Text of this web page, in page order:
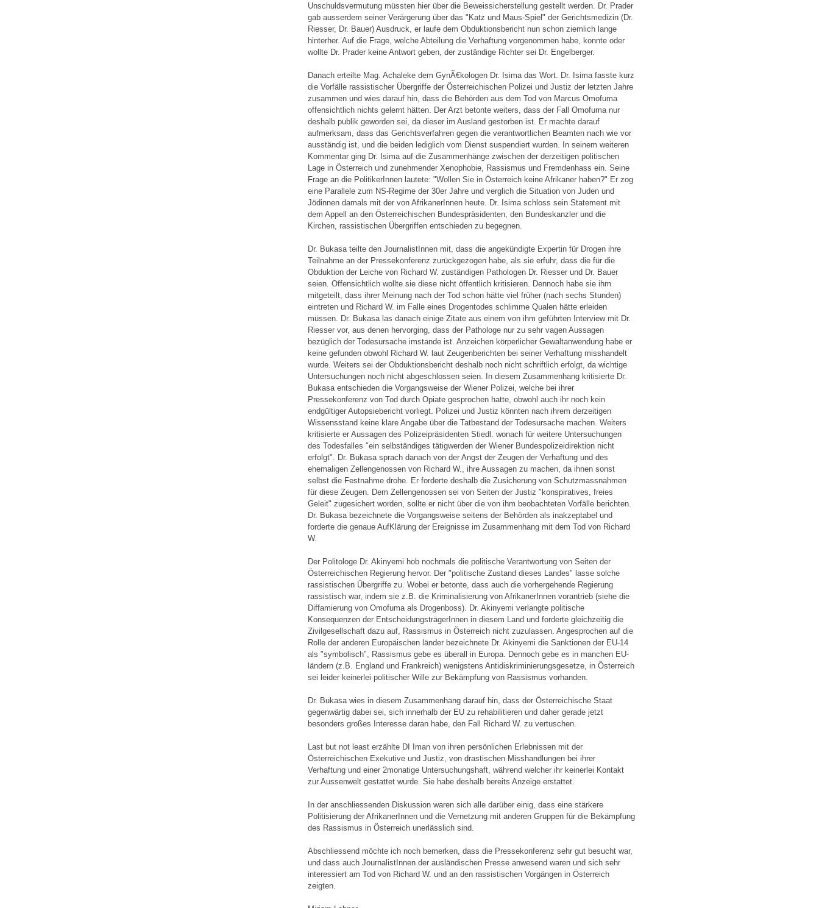
Unschuldsvermutung müssten hier über die Beweissicherstellung gestellt werden. Dr. Prader
gab ausserdem seiner Verärgerung über das "Katz und Maus-Spiel" der Gerichtsmedizin (Dr.
Riesser, Dr. Bauer) Ausdruck, er laufe dem Obduktionsbericht nun schon ziemlich lange
hinterher. Auf die Frage, welche Abteilung die Verhaftung vorgenommen habe, konnte oder
wollte Dr. Prader keine Antwort geben, der zuständige Richter sei Dr. Engelberger.
Danach erteilte Mag. Achaleke dem GynÃ€kologen Dr. Isima das Wort. Dr. Isima fasste kurz
die Vorfälle rassistischer Übergriffe der Österreichischen Polizei und Justiz der letzten Jahre
zusammen und wies darauf hin, dass die Behörden aus dem Tod von Marcus Omofuma
offensichtlich nichts gelernt hätten. Der Arzt betonte weiters, dass der Fall Omofuma nur
deshalb publik geworden sei, da dieser im Ausland gestorben ist. Er machte darauf
aufmerksam, dass das Gerichtsverfahren gegen die verantwortlichen Beamten nach wie vor
ausständig ist, und die beiden lediglich vom Dienst suspendiert wurden. In seinem weiteren
Kommentar ging Dr. Isima auf die Zusammenhänge zwischen der derzeitigen politischen
Lage in Österreich und zunehmender Xenophobie, Rassismus und Fremdenhass ein. Seine
Frage an die PolitikerInnen lautete: "Wollen Sie in Österreich keine Afrikaner haben?" Er zog
eine Parallele zum NS-Regime der 30er Jahre und verglich die Situation von Juden und
Jödinnen damals mit der von AfrikanerInnen heute. Dr. Isima schloss sein Statement mit
dem Appell an den Österreichischen Bundespräsidenten, den Bundeskanzler und die
Kirchen, rassistischen Übergriffen entschieden zu begegnen.
Dr. Bukasa teilte den JournalistInnen mit, dass die angekündigte Expertin für Drogen ihre
Teilnahme an der Pressekonferenz zurückgezogen habe, als sie erfuhr, dass die für die
Obduktion der Leiche von Richard W. zuständigen Pathologen Dr. Riesser und Dr. Bauer
seien. Offensichtlich wollte sie diese nicht öffentlich kritisieren. Dennoch habe sie ihm
mitgeteilt, dass ihrer Meinung nach der Tod schon hätte viel früher (nach sechs Stunden)
eintreten und Richard W. im Falle eines Drogentodes schlimme Qualen hätte erleiden
müssen. Dr. Bukasa las danach einige Zitate aus einem von ihm geführten Interview mit Dr.
Riesser vor, aus denen hervorging, dass der Pathologe nur zu sehr vagen Aussagen
bezüglich der Todesursache imstande ist. Anzeichen körperlicher Gewaltanwendung habe er
keine gefunden obwohl Richard W. laut Zeugenberichten bei seiner Verhaftung misshandelt
wurde. Weiters sei der Obduktionsbericht deshalb noch nicht schriftlich erfolgt, da wichtige
Untersuchungen noch nicht abgeschlossen seien. In diesem Zusammenhang kritisierte Dr.
Bukasa entschieden die Vorgangsweise der Wiener Polizei, welche bei ihrer
Pressekonferenz von Tod durch Opiate gesprochen hatte, obwohl auch ihr noch kein
endgültiger Autopsiebericht vorliegt. Polizei und Justiz könnten nach ihrem derzeitigen
Wissensstand keine klare Angabe über die Tatbestand der Todesursache machen. Weiters
kritisierte er Aussagen des Polizeipräsidenten Stiedl. wonach für weitere Untersuchungen
des Todesfalles "ein selbständiges tätigwerden der Wiener Bundespolizeidirektion nicht
erfolgt". Dr. Bukasa sprach danach von der Angst der Zeugen der Verhaftung und des
ehemaligen Zellengenossen von Richard W., ihre Aussagen zu machen, da ihnen sonst
selbst die Festnahme drohe. Er forderte deshalb die Zusicherung von Schutzmassnahmen
für diese Zeugen. Dem Zellengenossen sei von Seiten der Justiz "konspiratives, freies
Geleit" zugesichert worden, sollte er nicht über die von ihm beobachteten Vorfälle berichten.
Dr. Bukasa bezeichnete die Vorgangsweise seitens der Behörden als inakzeptabel und
forderte die genaue AufKlärung der Ereignisse im Zusammenhang mit dem Tod von Richard
W.
Der Politologe Dr. Akinyemi hob nochmals die politische Verantwortung von Seiten der
Österreichischen Regierung hervor. Der "politische Zustand dieses Landes" lasse solche
rassistischen Übergriffe zu. Wobei er betonte, dass auch die vorhergehende Regierung
rassistisch war, indem sie z.B. die Kriminalisierung von AfrikanerInnen vorantrieb (siehe die
Diffamierung von Omofuma als Drogenboss). Dr. Akinyemi verlangte politische
Konsequenzen der EntscheidungsträgerInnen in diesem Land und forderte gleichzeitig die
Zivilgesellschaft dazu auf, Rassismus in Österreich nicht zuzulassen. Angesprochen auf die
Rolle der anderen Europäischen länder bezeichnete Dr. Akinyemi die Sanktionen der EU-14
als "symbolisch", Rassismus gebe es überall in Europa. Dennoch gebe es in manchen EU-
ländern (z.B. England und Frankreich) wenigstens Antidiskriminierungsgesetze, in Österreich
sei leider keinerlei politischer Wille zur Bekämpfung von Rassismus vorhanden.
Dr. Bukasa wies in diesem Zusammenhang darauf hin, dass der Österreichische Staat
gegenwärtig dabei sei, sich innerhalb der EU zu rehabilitieren und daher gerade jetzt
besonders großes Interesse daran habe, den Fall Richard W. zu vertuschen.
Last but not least erzählte DI Iman von ihren persönlichen Erlebnissen mit der
Österreichischen Exekutive und Justiz, von drastischen Misshandlungen bei ihrer
Verhaftung und einer 2monatige Untersuchungshaft, während welcher ihr keinerlei Kontakt
zur Aussenwelt gestattet wurde. Sie habe deshalb bereits Anzeige erstattet.
In der anschliessenden Diskussion waren sich alle darüber einig, dass eine stärkere
Politisierung der AfrikanerInnen und die Vernetzung mit anderen Gruppen für die Bekämpfung
des Rassismus in Österreich unerlässlich sind.
Abschliessend möchte ich noch bemerken, dass die Pressekonferenz sehr gut besucht war,
und dass auch JournalistInnen der ausländischen Presse anwesend waren und sich sehr
interessiert am Tod von Richard W. und an den rassistischen Vorgängen in Österreich
zeigten.